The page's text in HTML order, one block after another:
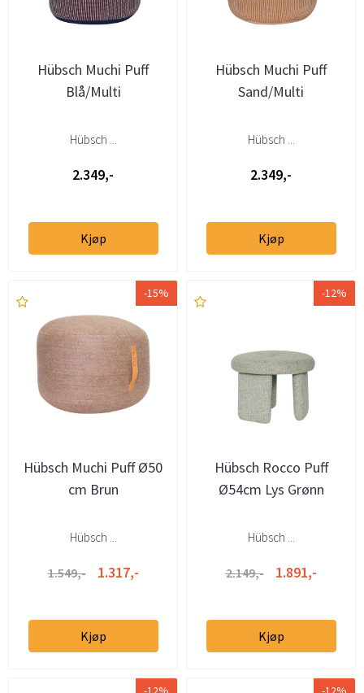
Hübsch Muchi Puff
Blå/Multi
Hübsch ...
2.349,-
Kjøp
Hübsch Muchi Puff
Sand/Multi
Hübsch ...
2.349,-
Kjøp
-15%
Hübsch Muchi Puff Ø50
cm Brun
Hübsch ...
1.549,- 1.317,-
Kjøp
-12%
Hübsch Rocco Puff
Ø54cm Lys Grønn
Hübsch ...
2.149,- 1.891,-
Kjøp